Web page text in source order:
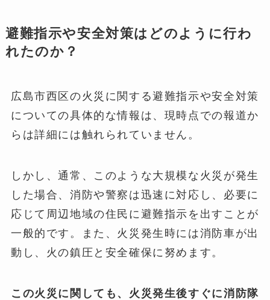
避難指示や安全対策はどのように行わ
れたのか？
広島市西区の火災に関する避難指示や安全対策
についての具体的な情報は、現時点での報道か
らは詳細には触れられていません。
しかし、通常、このような大規模な火災が発生
した場合、消防や警察は迅速に対応し、必要に
応じて周辺地域の住民に避難指示を出すことが
一般的です。また、火災発生時には消防車が出
動し、火の鎮圧と安全確保に努めます。
この火災に関しても、火災発生後すぐに消防隊